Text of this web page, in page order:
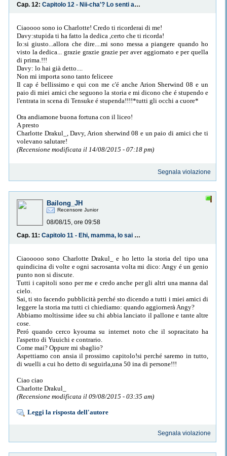
Cap. 12: Capitolo 12 - Nii-cha'? Lo senti anche tu? Qualcuno... uguale a noi...?
Ciaoooo sono io Charlotte! Credo ti ricorderai di me!
Davy:stupida ti ha fatto la dedica ,certo che ti ricorda!
Io:si giusto...allora che dire....mi sono messa a piangere quando ho
visto la dedica... grazie grazie grazie per aver aggiornato e per quella
di prima.!!!
Davy: lo hai già detto....
Non mi importa sono tanto feliceee
Il cap é bellissimo e qui con me c'é anche Arion Sherwind 08 e un
paio di miei amici che seguono la storia e mi dicono che é stupendo e
l'entrata in scena di Tensuke é stupenda!!!!*tutti gli occhi a cuore*
Ora andiamone buona fortuna con il liceo!
A presto
Charlotte Drakul_, Davy, Arion sherwind 08 e un paio di amici che ti
volevano salutare!
(Recensione modificata il 14/08/2015 - 07:18 pm)
Segnala violazione
Bailong_JH
Recensore Junior
08/08/15, ore 09:58
Cap. 11:
Capitolo 11 - Ehi, mamma, lo sai che il nonno è buffo?
Ciaooooo sono Charlotte Drakul_ e ho letto la storia del tipo una
quindicina di volte e ogni sacrosanta volta mi dico: Angy é un genio
punto non si discute.
Tutti i capitoli sono per me e credo anche per gli altri una manna dal
cielo.
Sai, ti sto facendo pubblicità perché sto dicendo a tutti i miei amici di
leggere la storia ma tutti ci chiediamo: quando aggiornerà Angy?
Abbiamo moltissime idee su chi abbia lanciato il pallone e tante altre
cose.
Peró quando cerco kyouma su internet noto che il sopracitato ha
l'aspetto di Yuuichi e contrario.
Come mai? Oppure mi sbaglio?
Aspettiamo con ansia il prossimo capitolo!si perché saremo in tutto,
di wuelli a cui ho detto di seguirla,una 50 ina di persone!!!
Ciao ciao
Charlotte Drakul_
(Recensione modificata il 09/08/2015 - 03:35 am)
Leggi la risposta dell'autore
Segnala violazione